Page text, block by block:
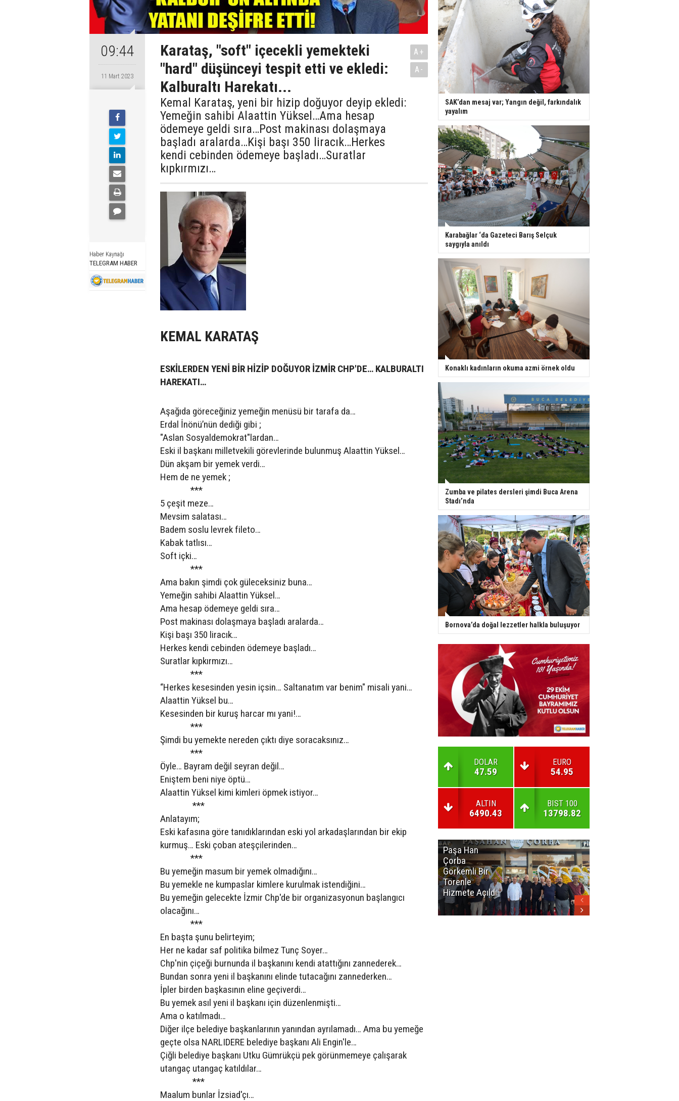
09:44
11 Mart 2023
Haber Kaynağı
TELEGRAM HABER
Karataş, "soft" içecekli yemekteki
"hard" düşünceyi tespit etti ve ekledi:
Kalburaltı Harekatı...
Kemal Karataş, yeni bir hizip doğuyor deyip ekledi:
Yemeğin sahibi Alaattin Yüksel…Ama hesap
ödemeye geldi sıra…Post makinası dolaşmaya
başladı aralarda…Kişi başı 350 liracık…Herkes
kendi cebinden ödemeye başladı…Suratlar
kıpkırmızı…
A+
A-
KEMAL KARATAŞ
ESKİLERDEN YENİ BİR HİZİP DOĞUYOR İZMİR CHP'DE… KALBURALTI
HAREKATI…
Aşağıda göreceğiniz yemeğin menüsü bir tarafa da…
Erdal İnönü’nün dediği gibi ;
"Aslan Sosyaldemokrat"lardan…
Eski il başkanı milletvekili görevlerinde bulunmuş Alaattin Yüksel…
Dün akşam bir yemek verdi…
Hem de ne yemek ;
***
5 çeşit meze…
Mevsim salatası…
Badem soslu levrek fileto…
Kabak tatlısı…
Soft içki…
***
Ama bakın şimdi çok güleceksiniz buna…
Yemeğin sahibi Alaattin Yüksel…
Ama hesap ödemeye geldi sıra…
Post makinası dolaşmaya başladı aralarda…
Kişi başı 350 liracık…
Herkes kendi cebinden ödemeye başladı…
Suratlar kıpkırmızı…
***
“Herkes kesesinden yesin içsin… Saltanatım var benim" misali yani…
Alaattin Yüksel bu…
Kesesinden bir kuruş harcar mı yani!…
***
Şimdi bu yemekte nereden çıktı diye soracaksınız…
***
Öyle… Bayram değil seyran değil…
Eniştem beni niye öptü…
Alaattin Yüksel kimi kimleri öpmek istiyor…
***
Anlatayım;
Eski kafasına göre tanıdıklarından eski yol arkadaşlarından bir ekip
kurmuş… Eski çoban ateşçilerinden…
***
Bu yemeğin masum bir yemek olmadığını…
Bu yemekle ne kumpaslar kimlere kurulmak istendiğini…
Bu yemeğin gelecekte İzmir Chp'de bir organizasyonun başlangıcı
olacağını…
***
En başta şunu belirteyim;
Her ne kadar saf politika bilmez Tunç Soyer…
Chp'nin çiçeği burnunda il başkanını kendi atattığını zannederek…
Bundan sonra yeni il başkanını elinde tutacağını zannederken…
İpler birden başkasının eline geçiverdi…
Bu yemek asıl yeni il başkanı için düzenlenmişti…
Ama o katılmadı…
Diğer ilçe belediye başkanlarının yanından ayrılamadı… Ama bu yemeğe
geçte olsa NARLIDERE belediye başkanı Ali Engin'le…
Çiğli belediye başkanı Utku Gümrükçü pek görünmemeye çalışarak
utangaç utangaç katıldılar…
***
Maalum bunlar İzsiad'çı…
SAK’dan mesaj var; Yangın değil, farkındalık
yayalım
Karabağlar ‘da Gazeteci Barış Selçuk
saygıyla anıldı
Konaklı kadınların okuma azmi örnek oldu
Zumba ve pilates dersleri şimdi Buca Arena
Stadı’nda
Bornova’da doğal lezzetler halkla buluşuyor
DOLAR
47.59
EURO
54.95
ALTIN
6490.43
BIST 100
13798.82
Paşa Han
Çorba
Görkemli Bir
Törenle
Hizmete Açıldı